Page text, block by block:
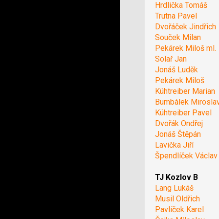
Hrdlička Tomáš
Trutna Pavel
Dvořáček Jindřich
Souček Milan
Pekárek Miloš ml.
Solař Jan
Jonáš Luděk
Pekárek Miloš
Kühtreiber Marian
Bumbálek
Kühtreiber Pavel
Dvořák Ondřej
Jonáš Štěpán
Lavička Jiří
Špendlíček Václav
TJ Kozlov B
Lang Lukáš
Musil Oldřich
Pavlíček Karel